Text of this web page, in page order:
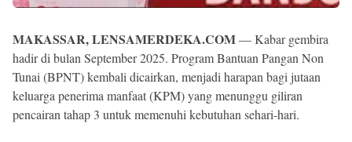
MAKASSAR, LENSAMERDEKA.COM— Kabar gembira
hadir di bulan September 2025. Program Bantuan Pangan Non
Tunai (BPNT) kembali dicairkan, menjadi harapan bagi jutaan
keluarga penerima manfaat (KPM) yang menunggu giliran
pencairan tahap 3 untuk memenuhi kebutuhan sehari-hari.